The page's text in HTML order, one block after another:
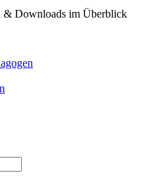
& Downloads im Überblick